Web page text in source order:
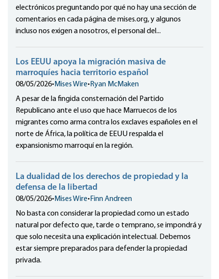
electrónicos preguntando por qué no hay una sección de
comentarios en cada página de mises.org, y algunos
incluso nos exigen a nosotros, el personal del...
Los EEUU apoya la migración masiva de
marroquíes hacia territorio español
08/05/2026• Mises Wire• Ryan McMaken
A pesar de la fingida consternación del Partido
Republicano ante el uso que hace Marruecos de los
migrantes como arma contra los exclaves españoles en el
norte de África, la política de EEUU respalda el
expansionismo marroquí en la región.
La dualidad de los derechos de propiedad y la
defensa de la libertad
08/05/2026• Mises Wire• Finn Andreen
No basta con considerar la propiedad como un estado
natural por defecto que, tarde o temprano, se impondrá y
que solo necesita una explicación intelectual. Debemos
estar siempre preparados para defender la propiedad
privada.